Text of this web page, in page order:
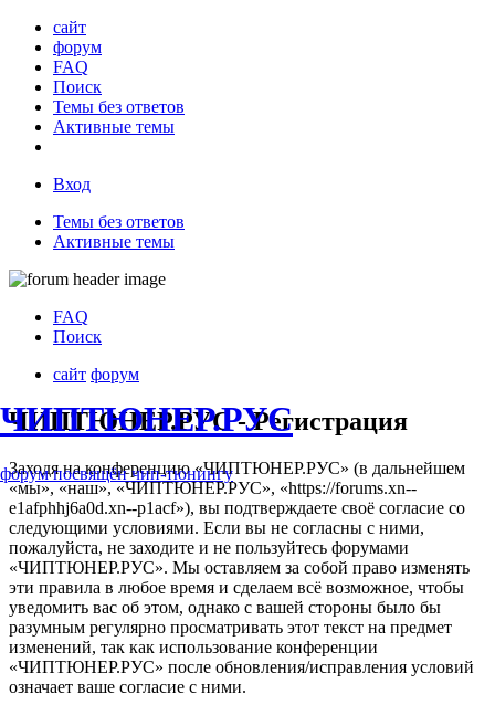
сайт
форум
FAQ
Поиск
Темы без ответов
Активные темы
Вход
Темы без ответов
Активные темы
ЧИПТЮНЕР.РУС
форум посвящён чип-тюнингу
FAQ
Поиск
сайт форум
ЧИПТЮНЕР.РУС - Регистрация
Заходя на конференцию «ЧИПТЮНЕР.РУС» (в дальнейшем
«мы», «наш», «ЧИПТЮНЕР.РУС», «https://forums.xn--
e1afphhj6a0d.xn--p1acf»), вы подтверждаете своё согласие со
следующими условиями. Если вы не согласны с ними,
пожалуйста, не заходите и не пользуйтесь форумами
«ЧИПТЮНЕР.РУС». Мы оставляем за собой право изменять
эти правила в любое время и сделаем всё возможное, чтобы
уведомить вас об этом, однако с вашей стороны было бы
разумным регулярно просматривать этот текст на предмет
изменений, так как использование конференции
«ЧИПТЮНЕР.РУС» после обновления/исправления условий
означает ваше согласие с ними.